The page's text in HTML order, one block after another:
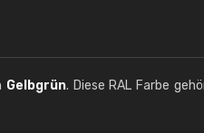
Gelbgrün. Diese RAL Farbe